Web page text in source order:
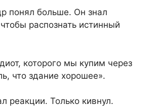
понял больше. Он знал
распознать истинный
которого мы купим через
что здание хорошее».
реакции. Только кивнул.